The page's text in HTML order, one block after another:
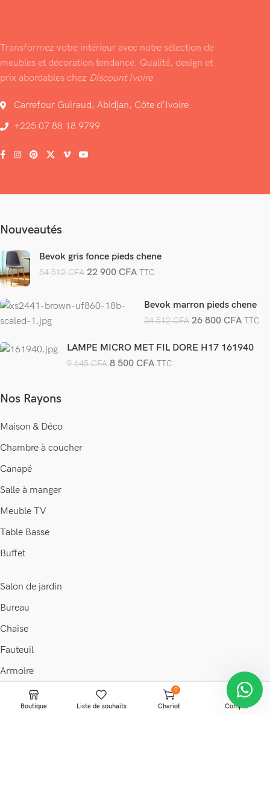
Transformez votre intérieur avec notre sélection de
meubles et décoration tendance. Qualité, design et
prix abordables chez Discount Ivoire.
Carrefour Guiraud, Abidjan, Côte d’Ivoire
+225 07 88 18 9799
Nouveautés
Bevok gris fonce pieds chene
54 512CFA 22 900CFA TTC
Bevok marron pieds chene
34 512CFA 26 800 CFA TTC
LAMPE MICRO MET FIL DORE H17 161940
9 645CFA 8 500CFA TTC
Nos Rayons
Maison & Déco
Chambre à coucher
Canapé
Salle à manger
Meuble TV
Table Basse
Buffet
Salon de jardin
Bureau
Chaise
Fauteuil
Armoire
Commode
Boutique Liste de souhaits
0
Chariot Compte